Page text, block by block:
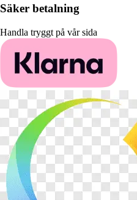
Säker betalning
Handla tryggt på vår sida